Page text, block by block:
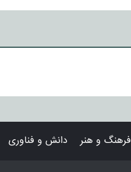
فرهنگ و هنر دانش و فناوری